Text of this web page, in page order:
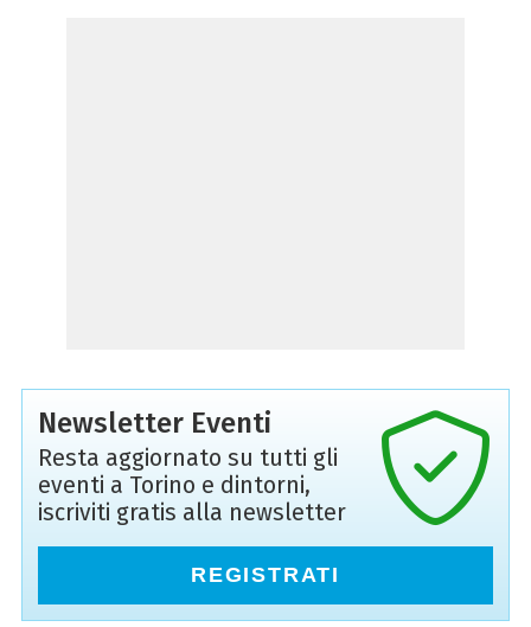
Newsletter Eventi
Resta aggiornato su tutti gli
eventi a Torino e dintorni,
iscriviti gratis alla newsletter
REGISTRATI